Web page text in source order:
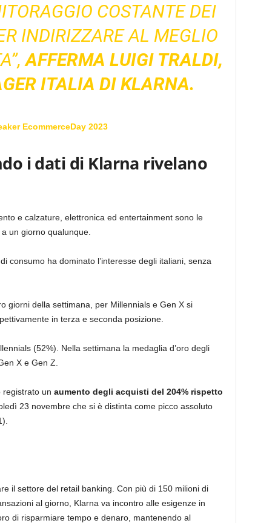
COSTANTE DEI
INDIRIZZARE AL MEGLIO
AFFERMA LUIGI TRALDI,
ITALIA DI KLARNA.
EcommerceDay 2023
i dati di Klarna rivelano
e calzature, elettronica ed entertainment sono le
un giorno qualunque.
consumo ha dominato l’interesse degli italiani, senza
giorni della settimana, per Millennials e Gen X si
in terza e seconda posizione.
(52%). Nella settimana la medaglia d’oro degli
X e Gen Z.
registrato un aumento degli acquisti del 204% rispetto
23 novembre che si è distinta come picco assoluto
il settore del retail banking. Con più di 150 milioni di
al giorno, Klarna va incontro alle esigenze in
di risparmiare tempo e denaro, mantenendo al